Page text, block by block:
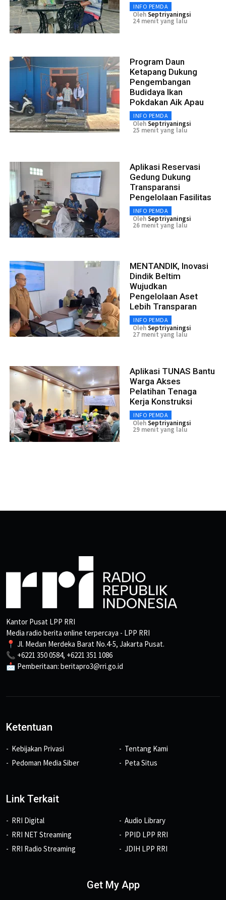
INFO PEMDA
OlehSeptriyaningsi
24 menit yang lalu
Program Daun
Ketapang Dukung
Pengembangan
Budidaya Ikan
Pokdakan Aik Apau
INFO PEMDA
OlehSeptriyaningsi
25 menit yang lalu
Aplikasi Reservasi
Gedung Dukung
Transparansi
Pengelolaan Fasilitas
INFO PEMDA
OlehSeptriyaningsi
26 menit yang lalu
MENTANDIK, Inovasi
Dindik Beltim
Wujudkan
Pengelolaan Aset
Lebih Transparan
INFO PEMDA
OlehSeptriyaningsi
27 menit yang lalu
Aplikasi TUNAS Bantu
Warga Akses
Pelatihan Tenaga
Kerja Konstruksi
INFO PEMDA
OlehSeptriyaningsi
29 menit yang lalu
Kantor Pusat LPP RRI
Media radio berita online terpercaya - LPP RRI
📍 Jl. Medan Merdeka Barat No.4-5, Jakarta Pusat.
📞 +6221 350 0584, +6221 351 1086
📩 Pemberitaan: beritapro3@rri.go.id
Ketentuan
Kebijakan Privasi
Pedoman Media Siber
Tentang Kami
Peta Situs
Link Terkait
RRI Digital
RRI NET Streaming
RRI Radio Streaming
Audio Library
PPID LPP RRI
JDIH LPP RRI
Get My App